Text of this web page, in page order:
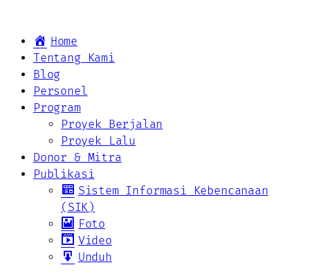
Home
Tentang Kami
Blog
Personel
Program
Proyek Berjalan
Proyek Lalu
Donor & Mitra
Publikasi
Sistem Informasi Kebencanaan
(SIK)
Foto
Video
Unduh